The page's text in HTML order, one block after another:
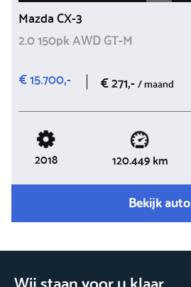
Mazda CX-3
2.0 150pk AWD GT-M
€ 15.700,-
€ 271,-/ maand
2018 120.449 km
Bekijk auto